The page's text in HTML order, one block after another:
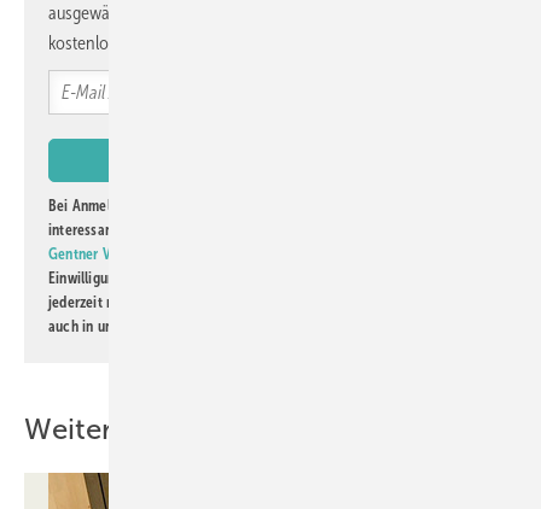
ausgewählte Informationen und Neuigkeiten, gebündelt und
kostenlos direkt ins Postfach.
Bei Anmeldung zu diesem Newsletter bin ich damit einverstanden, über
interessante Verlags- und Online-Angebote
Gentner Verlag GmbH & Co. KG
Einwilligung kann ich jederzeit widerrufen und eine Abmeldung ist
jederzeit möglich. Informationen zum Umgang mit Daten finden Sie
auch in unserer
Weitere Inhalte